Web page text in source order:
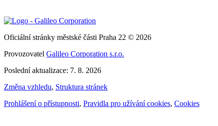
Oficiální stránky městské části Praha 22 © 2026
Provozovatel Galileo Corporation s.r.o.
Poslední aktualizace: 7. 8. 2026
Změna vzhledu, Struktura stránek
Prohlášení o přístupnosti, Pravidla pro užívání cookies, Cookies